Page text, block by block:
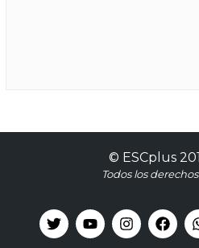
© ESCplus
Todos los